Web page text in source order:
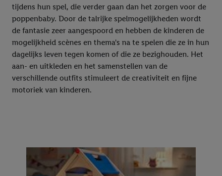
tijdens hun spel, die verder gaan dan het zorgen voor de
poppenbaby. Door de talrijke spelmogelijkheden wordt
de fantasie zeer aangespoord en hebben de kinderen de
mogelijkheid scènes en thema's na te spelen die ze in hun
dagelijks leven tegen komen of die ze bezighouden. Het
aan- en uitkleden en het samenstellen van de
verschillende outfits stimuleert de creativiteit en fijne
motoriek van kinderen.